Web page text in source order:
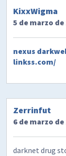
KixxWigma
5 de marzo de
nexus
linkss.com/
Zerrinfut
6 de marzo de
darknet drug